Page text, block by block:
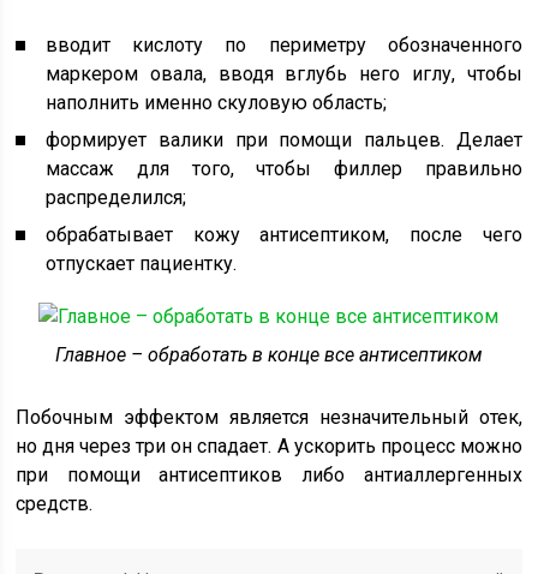
вводит кислоту по периметру обозначенного
маркером овала, вводя вглубь него иглу, чтобы
наполнить именно скуловую область;
формирует валики при помощи пальцев. Делает
массаж для того, чтобы филлер правильно
распределился;
обрабатывает кожу антисептиком, после чего
отпускает пациентку.
Главное – обработать в конце все антисептиком
Побочным эффектом является незначительный отек,
но дня через три он спадает. А ускорить процесс можно
при помощи антисептиков либо антиаллергенных
средств.